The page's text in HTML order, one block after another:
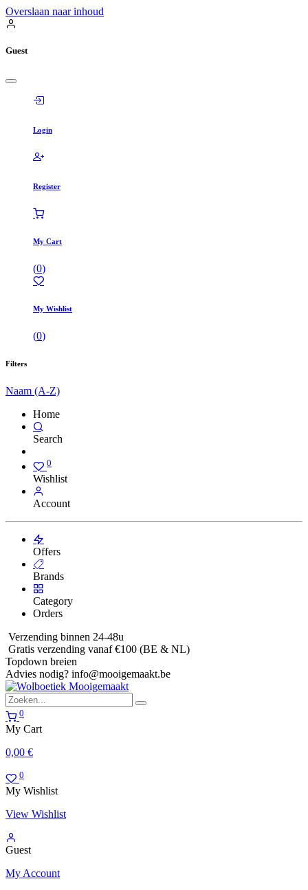
Overslaan naar inhoud
Guest
Login
Register
My Cart
(0)
My Wishlist
(0)
Filters
Naam (A-Z)
Home
Search
0
Wishlist
Account
Offers
Brands
Category
Orders
Verzending binnen 24-48u
Gratis verzending vanaf €100 (BE & NL)
Topdown breien
Advies nodig? info@mooigemaakt.be
0
My Cart
0,00 €
0
My Wishlist
View Wishlist
Guest
My Account